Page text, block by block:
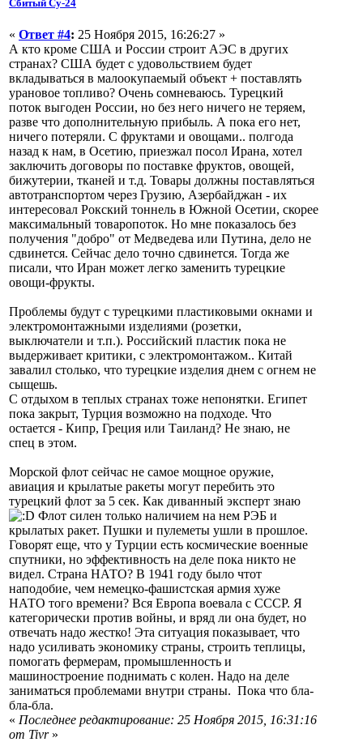
Сбитый Су-24
« Ответ #4: 25 Ноября 2015, 16:26:27 »
А кто кроме США и России строит АЭС в других
странах? США будет с удовольствием будет
вкладываться в малоокупаемый объект + поставлять
урановое топливо? Очень сомневаюсь. Турецкий
поток выгоден России, но без него ничего не теряем,
разве что дополнительную прибыль. А пока его нет,
ничего потеряли. С фруктами и овощами.. полгода
назад к нам, в Осетию, приезжал посол Ирана, хотел
заключить договоры по поставке фруктов, овощей,
бижутерии, тканей и т.д. Товары должны поставляться
автотранспортом через Грузию, Азербайджан - их
интересовал Рокский тоннель в Южной Осетии, скорее
максимальный товаропоток. Но мне показалось без
получения "добро" от Медведева или Путина, дело не
сдвинется. Сейчас дело точно сдвинется. Тогда же
писали, что Иран может легко заменить турецкие
овощи-фрукты.
Проблемы будут с турецкими пластиковыми окнами и
электромонтажными изделиями (розетки,
выключатели и т.п.). Российский пластик пока не
выдерживает критики, с электромонтажом.. Китай
завалил столько, что турецкие изделия днем с огнем не
сыщешь.
С отдыхом в теплых странах тоже непонятки. Египет
пока закрыт, Турция возможно на подходе. Что
остается - Кипр, Греция или Таиланд? Не знаю, не
спец в этом.
Морской флот сейчас не самое мощное оружие,
авиация и крылатые ракеты могут перебить это
турецкий флот за 5 сек. Как диванный эксперт знаю
Флот силен только наличием на нем РЭБ и
крылатых ракет. Пушки и пулеметы ушли в прошлое.
Говорят еще, что у Турции есть космические военные
спутники, но эффективность на деле пока никто не
видел. Страна НАТО? В 1941 году было чтот
наподобие, чем немецко-фашистская армия хуже
НАТО того времени? Вся Европа воевала с СССР. Я
категорически против войны, и вряд ли она будет, но
отвечать надо жестко! Эта ситуация показывает, что
надо усиливать экономику страны, строить теплицы,
помогать фермерам, промышленность и
машиностроение поднимать с колен. Надо на деле
заниматься проблемами внутри страны. Пока что бла-
бла-бла.
« Последнее редактирование: 25 Ноября 2015, 16:31:16
от Tivr»